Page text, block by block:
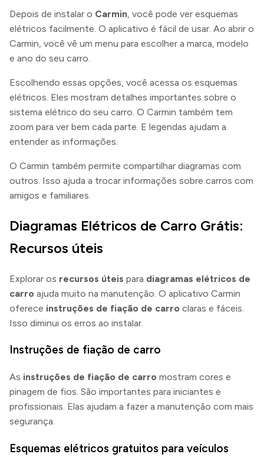
Depois de instalar o Carmin, você pode ver esquemas
elétricos facilmente. O aplicativo é fácil de usar. Ao abrir o
Carmin, você vê um menu para escolher a marca, modelo
e ano do seu carro.
Escolhendo essas opções, você acessa os esquemas
elétricos. Eles mostram detalhes importantes sobre o
sistema elétrico do seu carro. O Carmin também tem
zoom para ver bem cada parte. E legendas ajudam a
entender as informações.
O Carmin também permite compartilhar diagramas com
outros. Isso ajuda a trocar informações sobre carros com
amigos e familiares.
Diagramas Elétricos de Carro Grátis:
Recursos úteis
Explorar os recursos úteis para diagramas elétricos de
carro ajuda muito na manutenção. O aplicativo Carmin
oferece instruções de fiação de carro claras e fáceis.
Isso diminui os erros ao instalar.
Instruções de fiação de carro
As instruções de fiação de carro mostram cores e
pinagem de fios. São importantes para iniciantes e
profissionais. Elas ajudam a fazer a manutenção com mais
segurança.
Esquemas elétricos gratuitos para veículos